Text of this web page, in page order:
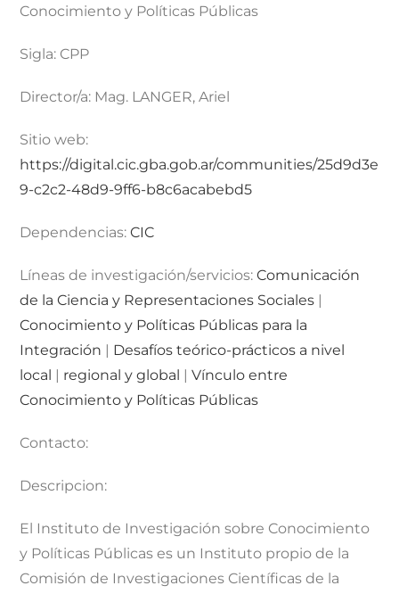
Conocimiento y Políticas Públicas
Sigla: CPP
Director/a: Mag. LANGER, Ariel
Sitio web:
https://digital.cic.gba.gob.ar/communities/25d9d3e
9-c2c2-48d9-9ff6-b8c6acabebd5
Dependencias:CIC
Líneas de investigación/servicios:Comunicación
de la Ciencia y Representaciones Sociales |
Conocimiento y Políticas Públicas para la
Integración | Desafíos teórico-prácticos a nivel
local | regional y global |Vínculo entre
Conocimiento y Políticas Públicas
Contacto:
Descripcion:
El Instituto de Investigación sobre Conocimiento
y Políticas Públicas es un Instituto propio de la
Comisión de Investigaciones Científicas de la